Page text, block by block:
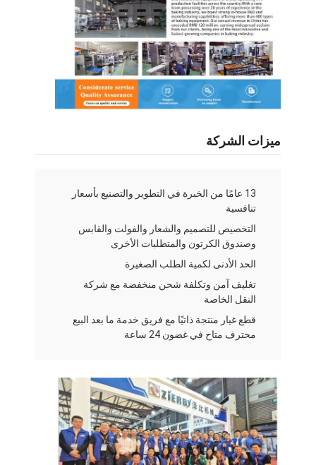
ثلاجة عرض تجارية
فريزر طاولة العمل
انفجار مبرد
خزانة عرض المخبوزات
ميزات الشركة
13 عامًا من الخبرة في التطوير والتصنيع بأسعار
تنافسية
التخصيص للتصميم والشعار والفولت والقابس
وصندوق الكرتون والمتطلبات الأخرى
الحد الأدنى لكمية الطلب الصغيرة
تغليف آمن وتكلفة شحن منخفضة مع شركة
النقل الخاصة
قطع غيار منتجة ذاتيًا مع فريق خدمة ما بعد البيع
محترف متاح في غضون 24 ساعة